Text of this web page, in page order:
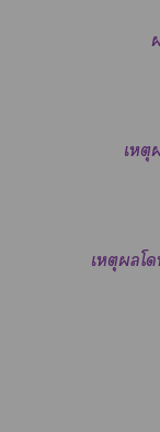
เหตุ
เหตุโ